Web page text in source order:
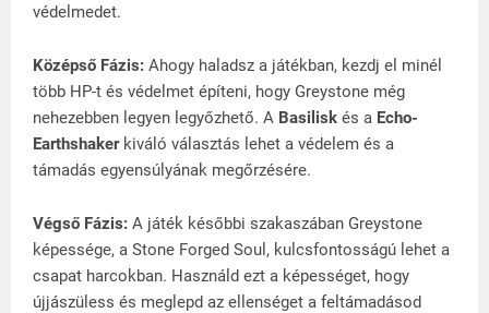
védelmedet.
Középső Fázis: Ahogy haladsz a játékban, kezdj el minél
több HP-t és védelmet építeni, hogy Greystone még
nehezebben legyen legyőzhető. A Basilisk és a Echo-
Earthshakerkiváló választás lehet a védelem és a
támadás egyensúlyának megőrzésére.
Végső Fázis: A játék későbbi szakaszában Greystone
képessége, a Stone Forged Soul, kulcsfontosságú lehet a
csapat harcokban. Használd ezt a képességet, hogy
újjászüless és meglepd az ellenséget a feltámadásod